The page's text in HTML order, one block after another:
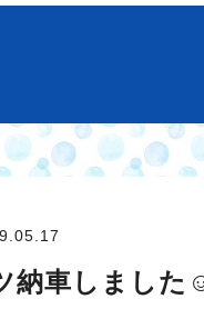
納車しまし